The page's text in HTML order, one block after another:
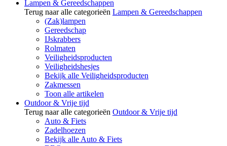
Lampen & Gereedschappen
Terug naar alle categorieën Lampen & Gereedschappen
(Zak)lampen
Gereedschap
IJskrabbers
Rolmaten
Veiligheidsproducten
Veiligheidshesjes
Bekijk alle Veiligheidsproducten
Zakmessen
Toon alle artikelen
Outdoor & Vrije tijd
Terug naar alle categorieën Outdoor & Vrije tijd
Auto & Fiets
Zadelhoezen
Bekijk alle Auto & Fiets